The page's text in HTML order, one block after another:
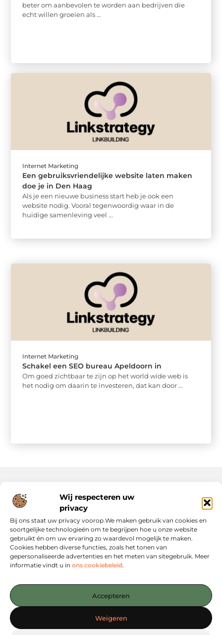
Wij respecteren uw
privacy
Bij ons staat uw privacy voorop.We maken gebruik van cookies en
soortgelijke technologieën om te begrijpen hoe u onze website
gebruikt én om uw ervaring zo waardevol mogelijk te maken.
Cookies hebben diverse functies, zoals het tonen van
gepersonaliseerde advertenties en het meten van sitegebruik. Meer
informatie vindt u in ons cookiebeleid.
Accepteren
Weigeren
beter om aanbevolen te worden aan bedrijven die
echt willen groeien als ...
Internet Marketing
Een gebruiksvriendelijke website laten maken
doe je in Den Haag
Als je een nieuwe business start heb je ook een
website nodig. Vooral tegenwoordig waar in de
huidige samenleving veel ...
Internet Marketing
Schakel een SEO bureau Apeldoorn in
Om goed zichtbaar te zijn op het world wide web is
het nodig om daarin te investeren, dat kan door ...
inzichten die jou verder helpen. Alles overzichtelijk
ontdekken op Linkstrategy.nl!
Onze informatie